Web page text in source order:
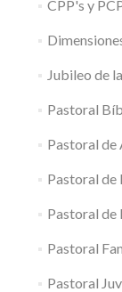
CPP's y
Jubileo de
Pastoral
Pastoral de
Pastoral de
Pastoral
Pastoral
Pastoral